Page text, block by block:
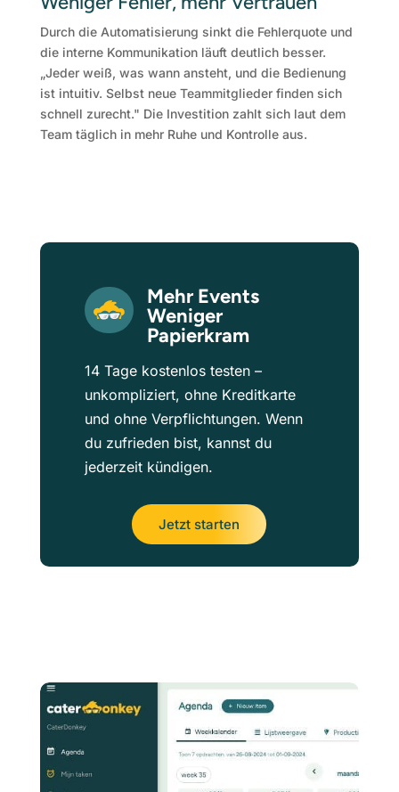
Durch die Automatisierung sinkt die Fehlerquote und
die interne Kommunikation läuft deutlich besser.
„Jeder weiß, was wann ansteht, und die Bedienung
ist intuitiv. Selbst neue Teammitglieder finden sich
schnell zurecht." Die Investition zahlt sich laut dem
Team täglich in mehr Ruhe und Kontrolle aus.
Mehr Events
Weniger
Papierkram
14 Tage kostenlos testen –
unkompliziert, ohne Kreditkarte
und ohne Verpflichtungen. Wenn
du zufrieden bist, kannst du
jederzeit kündigen.
Jetzt starten